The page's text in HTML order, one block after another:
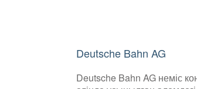
Deutsche Bahn AG
Deutsche Bahn AG неміс